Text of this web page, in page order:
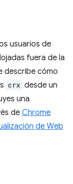
usuarios de
fuera de la
describe cómo
crx desde un
una
de Chrome
de Web